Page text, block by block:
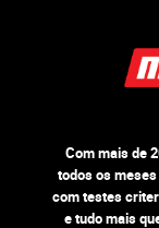
Com mais de
todos os
com testes
e tudo mais